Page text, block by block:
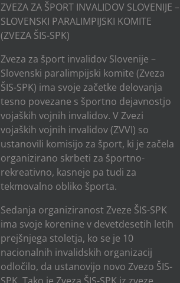
ZVEZA ZA ŠPORT INVALIDOV SLOVENIJE –
SLOVENSKI PARALIMPIJSKI KOMITE
(ZVEZA ŠIS-SPK)
Zveza za šport invalidov Slovenije –
Slovenski paralimpijski komite (Zveza
ŠIS-SPK) ima svoje začetke delovanja
tesno povezane s športno dejavnostjo
vojaških vojnih invalidov. V Zvezi
vojaških vojnih invalidov (ZVVI) so
ustanovili komisijo za šport, ki je začela
organizirano skrbeti za športno-
rekreativno, kasneje pa tudi za
tekmovalno obliko športa.
Sedanja organiziranost Zveze ŠIS-SPK
ima svoje korenine v devetdesetih letih
prejšnjega stoletja, ko se je 10
nacionalnih invalidskih organizacij
odločilo, da ustanovijo novo Zvezo ŠIS-